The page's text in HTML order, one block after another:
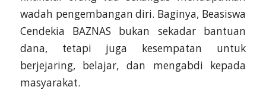
wadah pengembangan diri. Baginya, Beasiswa
Cendekia BAZNAS bukan sekadar bantuan
dana, tetapi juga kesempatan untuk
berjejaring, belajar, dan mengabdi kepada
masyarakat.